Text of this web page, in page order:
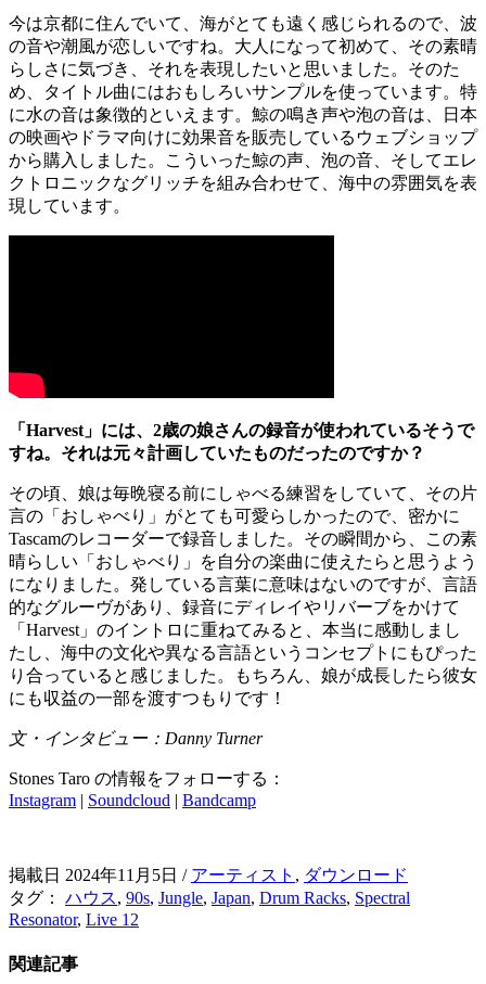
今は京都に住んでいて、海がとても遠く感じられるので、波
の音や潮風が恋しいですね。大人になって初めて、その素晴
らしさに気づき、それを表現したいと思いました。そのた
め、タイトル曲にはおもしろいサンプルを使っています。特
に水の音は象徴的といえます。鯨の鳴き声や泡の音は、日本
の映画やドラマ向けに効果音を販売しているウェブショップ
から購入しました。こういった鯨の声、泡の音、そしてエレ
クトロニックなグリッチを組み合わせて、海中の雰囲気を表
現しています。
「Harvest」には、2歳の娘さんの録音が使われているそうで
すね。それは元々計画していたものだったのですか？
その頃、娘は毎晩寝る前にしゃべる練習をしていて、その片
言の「おしゃべり」がとても可愛らしかったので、密かに
Tascamのレコーダーで録音しました。その瞬間から、この素
晴らしい「おしゃべり」を自分の楽曲に使えたらと思うよう
になりました。発している言葉に意味はないのですが、言語
的なグルーヴがあり、録音にディレイやリバーブをかけて
「Harvest」のイントロに重ねてみると、本当に感動しまし
たし、海中の文化や異なる言語というコンセプトにもぴった
り合っていると感じました。もちろん、娘が成長したら彼女
にも収益の一部を渡すつもりです！
文・インタビュー：Danny Turner
Stones Taro の情報をフォローする：
Instagram | Soundcloud | Bandcamp
掲載日 2024年11月5日 / アーティスト , ダウンロード
タグ： ハウス, 90s, Jungle, Japan, Drum Racks, Spectral
Resonator, Live 12
関連記事